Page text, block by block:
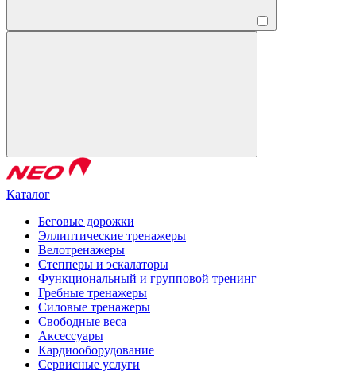
Каталог
Беговые дорожки
Эллиптические тренажеры
Велотренажеры
Степперы и эскалаторы
Функциональный и групповой тренинг
Гребные тренажеры
Силовые тренажеры
Свободные веса
Аксессуары
Кардиооборудование
Сервисные услуги